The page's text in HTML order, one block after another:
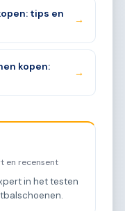
tips en
→
kopen:
→
en recensent
in het testen